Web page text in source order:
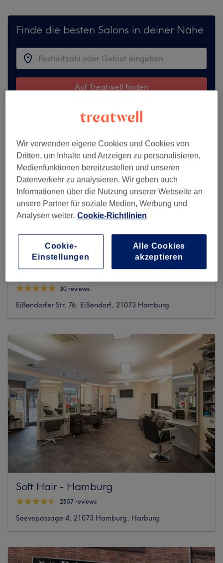
Finde die besten Salons in deiner Nähe
Auf Treatwell finden
Beautiful Change
30 reviews
Eißendorfer Str. 76, Eißendorf, 21073 Hamburg
Soft Hair - Hamburg
2857 reviews
Seevepassage 4, 21073 Hamburg, Harburg
Wir verwenden eigene Cookies und Cookies von
Dritten, um Inhalte und Anzeigen zu personalisieren,
Medienfunktionen bereitzustellen und unseren
Datenverkehr zu analysieren. Wir geben auch
Informationen über die Nutzung unserer Webseite an
unsere Partner für soziale Medien, Werbung und
Analysen weiter. Cookie-Richtlinien
Cookie-
Einstellungen
Alle Cookies
akzeptieren